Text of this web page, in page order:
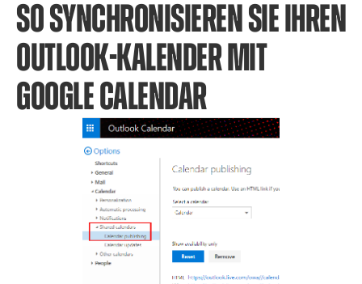
SO SYNCHRONISIEREN SIE IHREN
OUTLOOK-KALENDER MIT
GOOGLE CALENDAR